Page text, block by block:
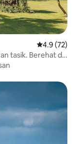
Penarafan
4.9 (72)
tasik. Berehat di